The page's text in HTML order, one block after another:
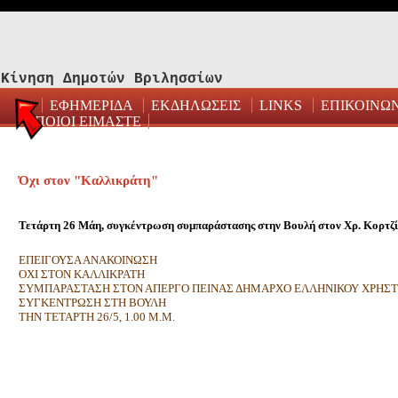
Κίνηση Δημοτών Βριλησσίων
ΕΦΗΜΕΡΙΔΑ ΕΚΔΗΛΩΣΕΙΣ LINKS
ΠΟΙΟΙ ΕΙΜΑΣΤΕ
Όχι στον "Καλλικράτη"
Τετάρτη 26 Μάη, συγκέντρωση συμπαράστασης στην Βουλή στον Χρ.
ΕΠΕΙΓΟΥΣΑ ΑΝΑΚΟΙΝΩΣΗ
ΟΧΙ ΣΤΟΝ ΚΑΛΛΙΚΡΑΤΗ
ΣΥΜΠΑΡΑΣΤΑΣΗ ΣΤΟΝ ΑΠΕΡΓΟ ΠΕΙΝΑΣ ΔΗΜΑΡΧΟ ΕΛΛΗΝΙΚΟΥ
ΣΥΓΚΕΝΤΡΩΣΗ ΣΤΗ ΒΟΥΛΗ
ΤΗΝ ΤΕΤΑΡΤΗ 26/5, 1.00 Μ.Μ.